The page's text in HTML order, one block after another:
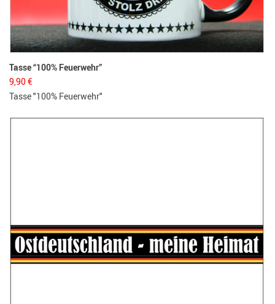
Tasse “100% Feuerwehr”
9,90€
Tasse "100% Feuerwehr"